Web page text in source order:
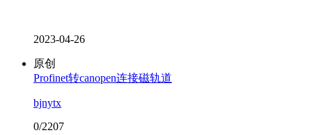
2023-04-26
原创
Profinet转canopen连接磁轨道
bjnytx
0/2207